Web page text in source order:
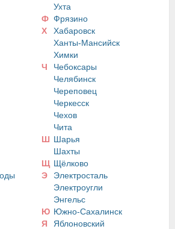
Ухта
Ф Фрязино
Х
Хабаровск
Ханты-Мансийск
Химки
Ч
Чебоксары
Челябинск
Череповец
Черкесск
Чехов
Чита
Ш Шарья
Шахты
Щ Щёлково
Э
Электросталь
Электроугли
Энгельс
Ю Южно-Сахалинск
Я
Яблоновский